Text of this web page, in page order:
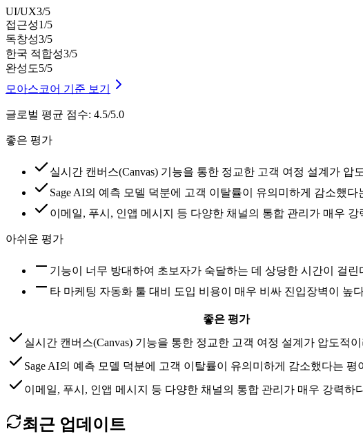
UI/UX3/5
접근성1/5
독창성3/5
한국 적합성3/5
완성도5/5
모아스코어 기준 보기
글로벌 평균 점수: 4.5/5.0
좋은 평가
실시간 캔버스(Canvas) 기능을 통한 정교한 고객 여정 설계가 압
Sage AI의 예측 모델 덕분에 고객 이탈률이 유의미하게 감소했다
이메일, 푸시, 인앱 메시지 등 다양한 채널의 통합 관리가 매우 강
아쉬운 평가
기능이 너무 방대하여 초보자가 숙달하는 데 상당한 시간이 걸린
타 마케팅 자동화 툴 대비 도입 비용이 매우 비싸 진입장벽이 높
좋은 평가
실시간 캔버스(Canvas) 기능을 통한 정교한 고객 여정 설계가 압도적
Sage AI의 예측 모델 덕분에 고객 이탈률이 유의미하게 감소했다는 평
이메일, 푸시, 인앱 메시지 등 다양한 채널의 통합 관리가 매우 강력하
최근 업데이트